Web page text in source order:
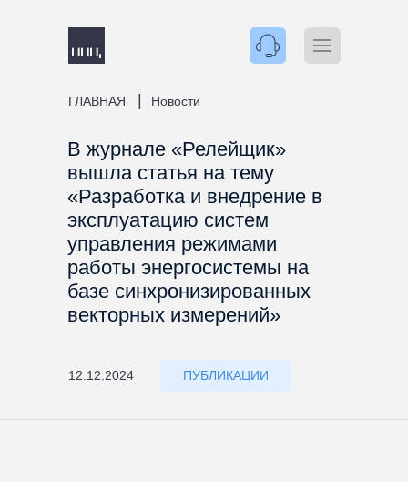
ГЛАВНАЯ Новости
В журнале «Релейщик»
вышла статья на тему
«Разработка и внедрение в
эксплуатацию систем
управления режимами
работы энергосистемы на
базе синхронизированных
векторных измерений»
ПУБЛИКАЦИИ
12.12.2024